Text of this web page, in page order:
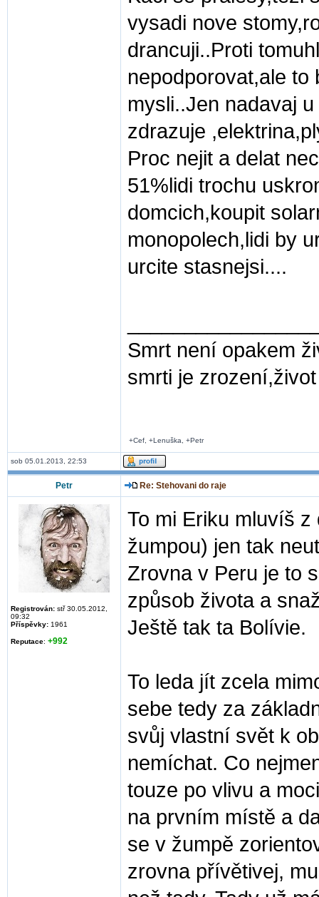
vysadi nove
drancuji..Proti
nepodporovat,ale to
mysli..Jen nadavaj
zdrazuje
Proc nejit a delat
51%lidi trochu
domcich,koupit
monopolech,lidi by
urcite stasnejsi....
Smrt není opakem
smrti je
+Cef, +Lenuška, +Petr
sob 05.01.2013, 22:53
Petr Re: Stehovani do raje
Registrován: stř 30.05.2012,
09:32
Příspěvky: 1961
Reputace: +992
To mi Eriku mluvíš
žumpou) jen tak
Zrovna v Peru je to
způsob života a
Ještě tak ta Bolívie.
To leda jít zcela
sebe tedy za
svůj vlastní svět k
nemíchat. Co
touze po vlivu a
na prvním místě a
se v žumpě
zrovna přívětivej,